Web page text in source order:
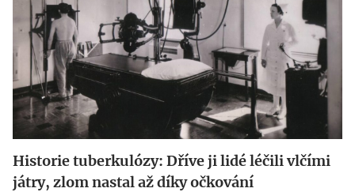
Historie tuberkulózy: Dříve ji lidé léčili vlčími
játry, zlom nastal až díky očkování